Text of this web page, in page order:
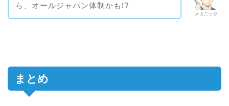
メカニック
ら、オールジャパン体制かも!?
まとめ